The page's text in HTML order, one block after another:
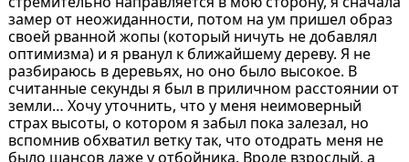
замер от неожиданности, потом на ум пришел образ
своей рванной жопы (который ничуть не добавлял
оптимизма) и я рванул к ближайшему дереву. Я не
разбираюсь в деревьях, но оно было высокое. В
считанные секунды я был в приличном расстоянии от
земли… Хочу уточнить, что у меня неимоверный
страх высоты, о котором я забыл пока залезал, но
вспомнив обхватил ветку так, что отодрать меня не
было шансов даже у отбойника. Вроде взрослый, а